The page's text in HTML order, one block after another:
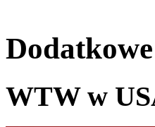
WTW w